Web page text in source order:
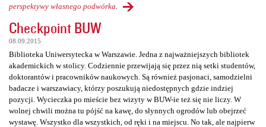
perspektywy własnego podwórka
Checkpoint BUW
08.09.2015
Biblioteka Uniwersytecka w Warszawie. Jedna z najważniejszych bibliotek
akademickich w stolicy. Codziennie przewijają się przez nią setki studentów,
doktorantów i pracowników naukowych. Są również pasjonaci, samodzielni
badacze i warszawiacy, którzy poszukują niedostępnych gdzie indziej
pozycji. Wycieczka po mieście bez wizyty w BUW-ie też się nie liczy. W
wolnej chwili można tu pójść na kawę, do słynnych ogrodów lub obejrzeć
wystawę. Wszystko dla wszystkich, od ręki i na miejscu. No tak, ale najpierw